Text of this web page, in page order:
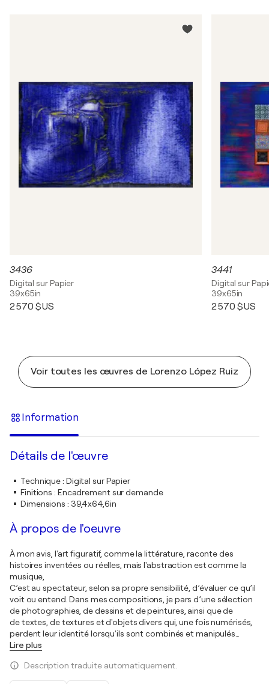
3436
Digital sur Papier
39x65in
2 570 $US
3441
Digital sur
39x65in
2 570 $US
Voir toutes les œuvres de Lorenzo López Ruiz
Information
Détails de l'œuvre
Technique: Digital sur Papier
Finitions : Encadrement sur demande
Dimensions : 39,4x64,6in
À propos de l'oeuvre
À mon avis, l'art figuratif, comme la littérature, raconte des
histoires inventées ou réelles, mais l'abstraction est comme la
musique,
C’est au spectateur, selon sa propre sensibilité, d’évaluer ce qu’il
voit ou entend. Dans mes compositions, je pars d’une sélection
de photographies, de dessins et de peintures, ainsi que de
de textes, de textures et d'objets divers qui, une fois numérisés,
perdent leur identité lorsqu'ils sont combinés et manipulés
Lire plus
Description traduite automatiquement.